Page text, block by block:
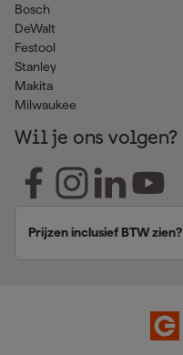
Bosch
DeWalt
Festool
Stanley
Makita
Milwaukee
Wil je ons volgen?
Prijzen inclusief BTW zien?